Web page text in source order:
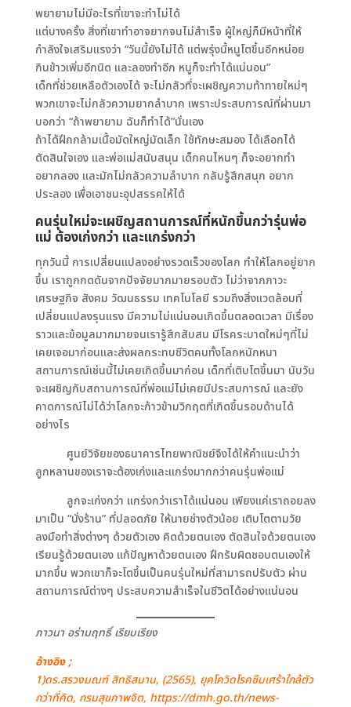
พยายามไม่มีอะไรที่เขาจะทำไม่ได้
แต่บางครั้ง สิ่งที่เขาทำอาจยากจนไม่สำเร็จ ผู้ใหญ่ก็มีหน้าที่ให้
กำลังใจเสริมแรงว่า “วันนี้ยังไม่ได้ แต่พรุ่งนี้หนูโตขึ้นอีกหน่อย
กินข้าวเพิ่มอีกนิด และลองทำอีก หนูก็จะทำได้แน่นอน”
เด็กที่ช่วยเหลือตัวเองได้ จะไม่กลัวที่จะเผชิญความท้าทายใหม่ๆ
พวกเขาจะไม่กลัวความยากลำบาก เพราะประสบการณ์ที่ผ่านมา
บอกว่า “ถ้าพยายาม ฉันก็ทำได้”นั่นเอง
ถ้าได้ฝึกกล้ามเนื้อมัดใหญ่มัดเล็ก ใช้ทักษะสมอง ได้เลือกได้
ตัดสินใจเอง และพ่อแม่สนับสนุน เด็กคนไหนๆ ก็จะอยากทำ
อยากลอง และมักไม่กลัวความลำบาก กลับรู้สึกสนุก อยาก
ประลอง เพื่อเอาชนะอุปสรรคให้ได้
คนรุ่นใหม่จะเผชิญสถานการณ์ที่หนักขึ้นกว่ารุ่นพ่อ
แม่ ต้องเก่งกว่า และแกร่งกว่า
ทุกวันนี้ การเปลี่ยนแปลงอย่างรวดเร็วของโลก ทำให้โลกอยู่ยาก
ขึ้น เราถูกกดดันจากปัจจัยมากมายรอบตัว ไม่ว่าจากภาวะ
เศรษฐกิจ สังคม วัฒนธรรม เทคโนโลยี รวมถึงสิ่งแวดล้อมที่
เปลี่ยนแปลงรุนแรง มีความไม่แน่นอนเกิดขึ้นตลอดเวลา มีเรื่อง
ราวและข้อมูลมากมายจนเรารู้สึกสับสน มีโรคระบาดใหม่ๆที่ไม่
เคยเจอมาก่อนและส่งผลกระทบชีวิตคนทั้งโลกหนักหนา
สถานการณ์เช่นนี้ไม่เคยเกิดขึ้นมาก่อน เด็กที่เติบโตขึ้นมา นับวัน
จะเผชิญกับสถานการณ์ที่พ่อแม่ไม่เคยมีประสบการณ์ และยัง
คาดการณ์ไม่ได้ว่าโลกจะก้าวข้ามวิกฤตที่เกิดขึ้นรอบด้านได้
อย่างไร
ศูนย์วิจัยของธนาคารไทยพาณิชย์จึงได้ให้คำแนะนำว่า
ลูกหลานของเราจะต้องเก่งและแกร่งมากกว่าคนรุ่นพ่อแม่
ลูกจะเก่งกว่า แกร่งกว่าเราได้แน่นอน เพียงแค่เราถอยลง
มาเป็น “นั่งร้าน” ที่ปลอดภัย ให้นายช่างตัวน้อย เติบโตตามวัย
ลงมือทำสิ่งต่างๆ ด้วยตัวเอง คิดด้วยตนเอง ตัดสินใจด้วยตนเอง
เรียนรู้ด้วยตนเอง แก้ปัญหาด้วยตนเอง ฝึกรับผิดชอบตนเองให้
มากขึ้น พวกเขาก็จะโตขึ้นเป็นคนรุ่นใหม่ที่สามารถปรับตัว ผ่าน
สถานการณ์ต่างๆ ประสบความสำเร็จในชีวิตได้อย่างแน่นอน
ภาวนา อร่ามฤทธิ์ เรียบเรียง
อ้างอิง ;
1)ดร.สรวงมณฑ์ สิทธิสมาน, (2565), ยุคโควิดโรคซึมเศร้าใกล้ตัว
กว่าที่คิด, กรมสุขภาพจิต, https://dmh.go.th/news-